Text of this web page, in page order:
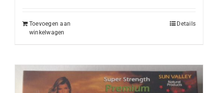
Toevoegen aan
winkelwagen
Details